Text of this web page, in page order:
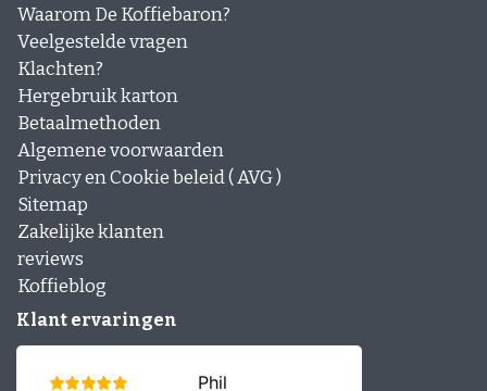
Waarom De Koffiebaron?
Veelgestelde vragen
Klachten?
Hergebruik karton
Betaalmethoden
Algemene voorwaarden
Privacy en Cookie beleid ( AVG )
Sitemap
Zakelijke klanten
reviews
Koffieblog
Klant ervaringen